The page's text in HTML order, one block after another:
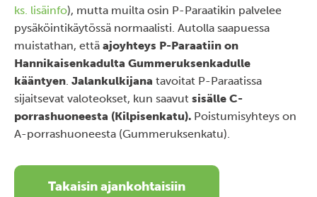
ks. lisäinfo), mutta muilta osin P-Paraatikin palvelee
pysäköintikäytössä normaalisti. Autolla saapuessa
muistathan, että ajoyhteys P-Paraatiin on
Hannikaisenkadulta Gummeruksenkadulle
kääntyen. Jalankulkijana tavoitat P-Paraatissa
sijaitsevat valoteokset, kun saavut sisälle C-
porrashuoneesta (Kilpisenkatu). Poistumisyhteys on
A-porrashuoneesta (Gummeruksenkatu).
Takaisin ajankohtaisiin